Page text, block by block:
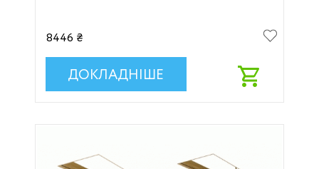
8446 ₴
ДОКЛАДНІШЕ